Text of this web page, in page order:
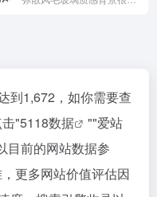
到1,672，如你需要查
"5118数据 ""爱站
目前的网站数据参
更多网站价值评估因